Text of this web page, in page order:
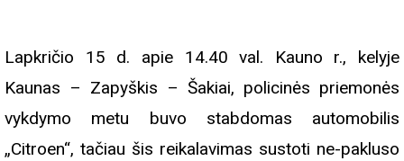
Lapkričio 15 d. apie 14.40 val. Kauno r., kelyje
Kaunas – Zapyškis – Šakiai, policinės priemonės
vykdymo metu buvo stabdomas automobilis
„Citroen“, tačiau šis reikalavimas sustoti ne-pakluso